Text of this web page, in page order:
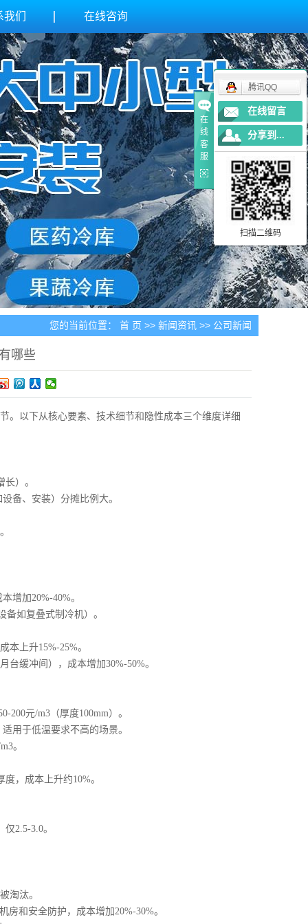
们 在线咨询
您的当前位置： 首 页 >> 新闻资讯 >> 公司新闻
哪些
以下从核心要素、技术细节和隐性成本三个维度详细
）。
备、安装）分摊比例大。
加20%-40%。
如复叠式制冷机）。
上升15%-25%。
缓冲间），成本增加30%-50%。
元/m3（厚度100mm）。
用于低温要求不高的场景。
。
，成本上升约10%。
2.5-3.0。
淘汰。
和安全防护，成本增加20%-30%。
在
线
客
服
腾讯QQ
在线留言
分享到...
扫描二维码